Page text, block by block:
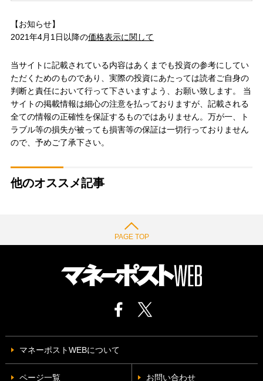
【お知らせ】
2021年4月1日以降の価格表示に関して
当サイトに記載されている内容はあくまでも投資の参考にしてい
ただくためのものであり、実際の投資にあたっては読者ご自身の
判断と責任において行って下さいますよう、お願い致します。 当
サイトの掲載情報は細心の注意を払っておりますが、記載される
全ての情報の正確性を保証するものではありません。万が一、ト
ラブル等の損失が被っても損害等の保証は一切行っておりません
ので、予めご了承下さい。
他のオススメ記事
PAGE TOP
マネーポストWEBについて
ページ一覧 お問い合わせ